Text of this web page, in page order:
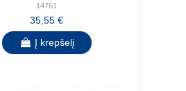
14761
35,55 €
Į krepšelį